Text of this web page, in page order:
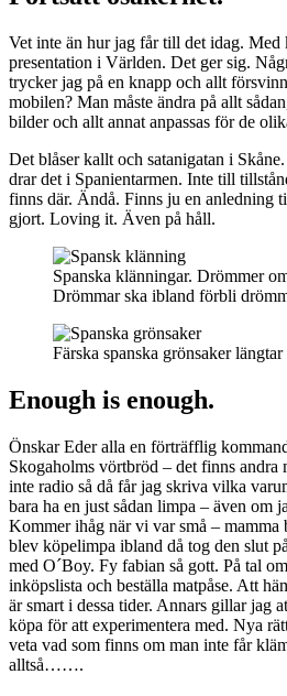
Vet inte än hur jag får till det idag. Med
presentation i Världen. Det ger sig.
trycker jag på en knapp och allt
mobilen? Man måste ändra på allt
bilder och allt annat anpassas för de
Det blåser kallt och satanigatan i
drar det i Spanientarmen. Inte till
finns där. Ändå. Finns ju en anledning
gjort. Loving it. Även på håll.
Spanska klänningar. Drömmer
Drömmar ska ibland förbli
Färska spanska grönsaker
Enough is enough.
Önskar Eder alla en förträfflig
Skogaholms vörtbröd – det finns andra
inte radio så då får jag skriva vilka
bara ha en just sådan limpa – även om
Kommer ihåg när vi var små – mamma
blev köpelimpa ibland då tog den slut
med O´Boy. Fy fabian så gott. På tal
inköpslista och beställa matpåse. Att
är smart i dessa tider. Annars gillar jag
köpa för att experimentera med. Nya
veta vad som finns om man inte får
alltså…….